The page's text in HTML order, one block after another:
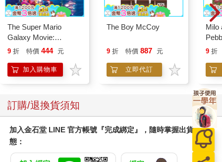
The Super Mario
Galaxy Movie:
Peach`s Birthday
Mario Galaxy Movie
Storybook
9 折 特價 444 元
加入購物車
The Boy McCoy
9 折 特價 887 元
立即代訂
Milo
9 折
訂購/退換貨須知
加入金石堂 LINE 官方帳號『完成綁定』，隨時掌握出貨動
態：